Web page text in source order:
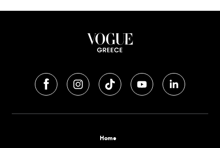
Home